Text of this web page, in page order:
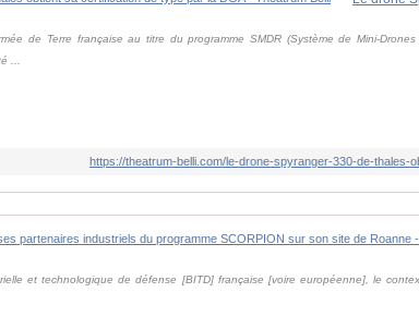
de Terre française au titre du programme SMDR (Système de Mini-
...
https://theatrum-belli.com/le-drone-spyranger-330-de-thales-
et technologique de défense [BITD] française [voire européenne], le